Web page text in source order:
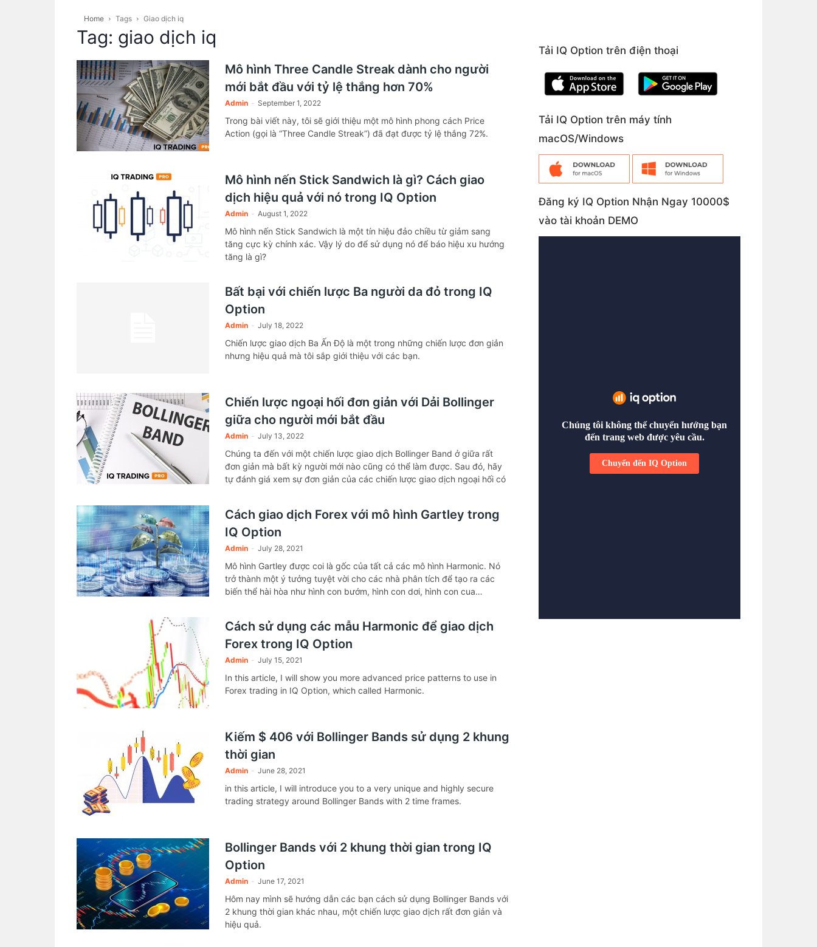
Home Tags Giao dịch iq
Tag: giao dịch iq
Mô hình Three Candle Streak dành cho người
mới bắt đầu với tỷ lệ thắng hơn 70%
Admin - September 1, 2022
Trong bài viết này, tôi sẽ giới thiệu một mô hình phong cách Price
Action (gọi là “Three Candle Streak”) đã đạt được tỷ lệ thắng 72%.
Mô hình nến Stick Sandwich là gì? Cách giao
dịch hiệu quả với nó trong IQ Option
Admin - August 1, 2022
Mô hình nến Stick Sandwich là một tín hiệu đảo chiều từ giảm sang
tăng cực kỳ chính xác. Vậy lý do để sử dụng nó để báo hiệu xu hướng
tăng là gì?
Bất bại với chiến lược Ba người da đỏ trong IQ
Option
Admin - July 18, 2022
Chiến lược giao dịch Ba Ấn Độ là một trong những chiến lược đơn giản
nhưng hiệu quả mà tôi sắp giới thiệu với các bạn.
Chiến lược ngoại hối đơn giản với Dải Bollinger
giữa cho người mới bắt đầu
Admin - July 13, 2022
Chúng ta đến với một chiến lược giao dịch Bollinger Band ở giữa rất
đơn giản mà bất kỳ người mới nào cũng có thể làm được. Sau đó, hãy
tự đánh giá xem sự đơn giản của các chiến lược giao dịch ngoại hối có
Cách giao dịch Forex với mô hình Gartley trong
IQ Option
Admin - July 28, 2021
Mô hình Gartley được coi là gốc của tất cả các mô hình Harmonic. Nó
trở thành một ý tưởng tuyệt vời cho các nhà phân tích để tạo ra các
biến thể hài hòa như hình con bướm, hình con dơi, hình con cua…
Cách sử dụng các mẫu Harmonic để giao dịch
Forex trong IQ Option
Admin - July 15, 2021
In this article, I will show you more advanced price patterns to use in
Forex trading in IQ Option, which called Harmonic.
Kiếm $ 406 với Bollinger Bands sử dụng 2 khung
thời gian
Admin - June 28, 2021
in this article, I will introduce you to a very unique and highly secure
trading strategy around Bollinger Bands with 2 time frames.
Bollinger Bands với 2 khung thời gian trong IQ
Option
Admin - June 17, 2021
Hôm nay mình sẽ hướng dẫn các bạn cách sử dụng Bollinger Bands với
2 khung thời gian khác nhau, một chiến lược giao dịch rất đơn giản và
hiệu quả.
Tải IQ Option trên điện thoại
Tải IQ Option trên máy tính
macOS/Windows
Đăng ký IQ Option Nhận Ngay 10000$
vào tài khoản DEMO